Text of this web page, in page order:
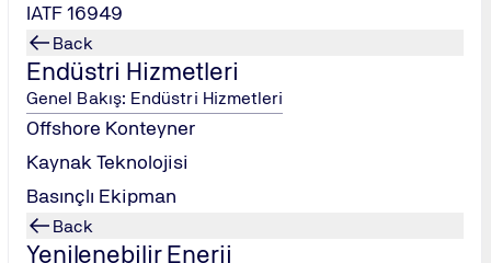
IATF 16949
Back
Endüstri Hizmetleri
Genel Bakış: Endüstri Hizmetleri
Offshore Konteyner
Kaynak Teknolojisi
Basınçlı Ekipman
Back
Yenilenebilir Enerji
ve süreçleri açıklayan ana doküman.
taahhüdü.
detaylı analizi.
Çizgisi (EnB) Dokümantasyonu.